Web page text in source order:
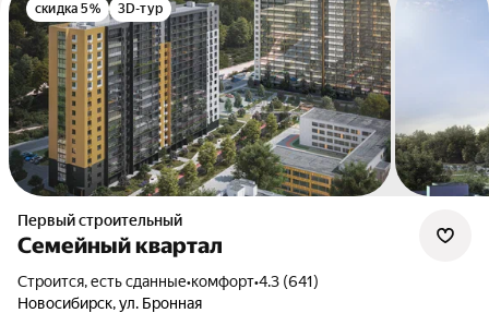
скидка 5% 3D-тур
Первый строительный
Семейный квартал
Строится, есть сданные•комфорт•4.3 (641)
Новосибирск, ул. Бронная